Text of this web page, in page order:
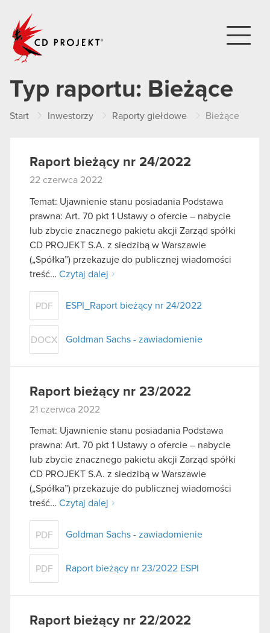
Typ raportu: Bieżące
Start Inwestorzy Raporty giełdowe Bieżące
Raport bieżący nr 24/2022
22 czerwca 2022
Temat: Ujawnienie stanu posiadania Podstawa
prawna: Art. 70 pkt 1 Ustawy o ofercie – nabycie
lub zbycie znacznego pakietu akcji Zarząd spółki
CD PROJEKT S.A. z siedzibą w Warszawie
(„Spółka”) przekazuje do publicznej wiadomości
treść… Czytaj dalej
PDF ESPI_Raport bieżący nr 24/2022
DOCX Goldman Sachs - zawiadomienie
Raport bieżący nr 23/2022
21 czerwca 2022
Temat: Ujawnienie stanu posiadania Podstawa
prawna: Art. 70 pkt 1 Ustawy o ofercie – nabycie
lub zbycie znacznego pakietu akcji Zarząd spółki
CD PROJEKT S.A. z siedzibą w Warszawie
(„Spółka”) przekazuje do publicznej wiadomości
treść… Czytaj dalej
PDF Goldman Sachs - zawiadomienie
PDF Raport bieżący nr 23/2022 ESPI
Raport bieżący nr 22/2022